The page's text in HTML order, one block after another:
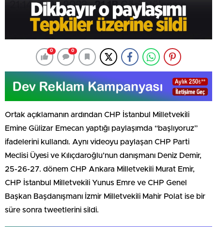
0 0
Ortak açıklamanın ardından CHP İstanbul Milletvekili
Emine Gülizar Emecan yaptığı paylaşımda “başlıyoruz”
ifadelerini kullandı. Aynı videoyu paylaşan CHP Parti
Meclisi Üyesi ve Kılıçdaroğlu’nun danışmanı Deniz Demir,
25-26-27. dönem CHP Ankara Milletvekili Murat Emir,
CHP İstanbul Milletvekili Yunus Emre ve CHP Genel
Başkan Başdanışmanı İzmir Milletvekili Mahir Polat ise bir
süre sonra tweetlerini sildi.